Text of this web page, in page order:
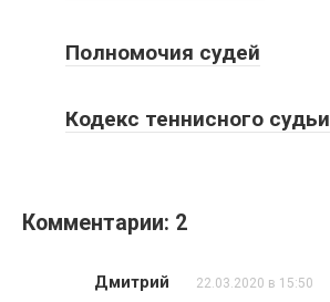
Полномочия судей
Кодекс теннисного судьи
Комментарии: 2
Дмитрий 22.03.2020 в 15:50